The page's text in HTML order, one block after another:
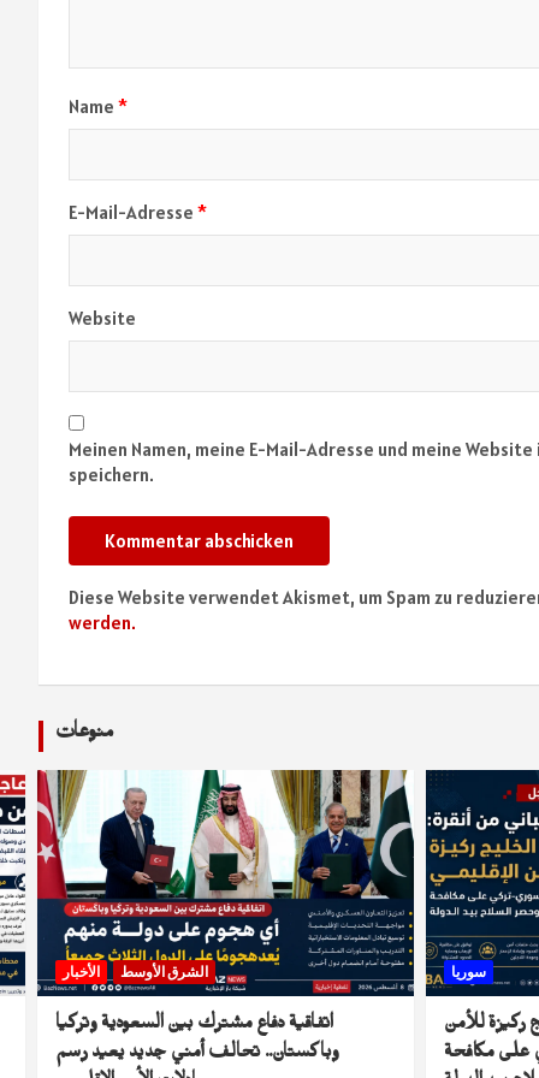
Name *
E-Mail-Adresse *
Website
Meinen Namen, meine E-Mail-Adresse und meine
speichern.
Diese Website verwendet Akismet, um Spam zu
werden.
منوعات
الأخبار الشرق الأوسط
اتفاقية دفاع مشترك بين السعودية وتركيا
وباكستان.. تحالف أمني جديد يعيد رسم
سوريا
ركيزة للأمن
على مكافحة